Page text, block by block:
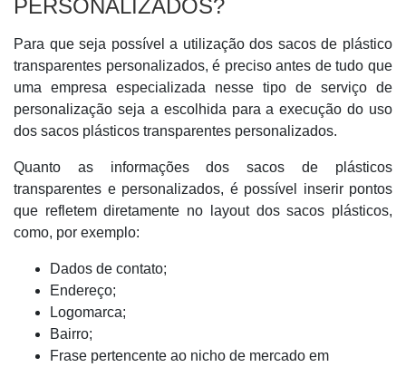
PERSONALIZADOS?
Para que seja possível a utilização dos sacos de plástico
transparentes personalizados, é preciso antes de tudo que
uma empresa especializada nesse tipo de serviço de
personalização seja a escolhida para a execução do uso
dos sacos plásticos transparentes personalizados.
Quanto as informações dos sacos de plásticos
transparentes e personalizados, é possível inserir pontos
que refletem diretamente no layout dos sacos plásticos,
como, por exemplo:
Dados de contato;
Endereço;
Logomarca;
Bairro;
Frase pertencente ao nicho de mercado em